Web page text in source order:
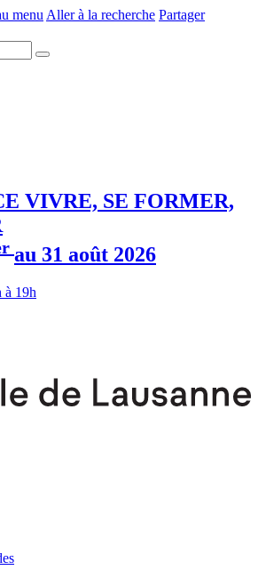
menu Aller à la recherche Partager
VIVRE, SE FORMER,
au 31 août 2026
à 19h